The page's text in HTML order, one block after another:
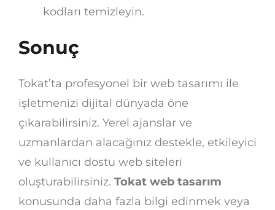
kodları temizleyin.
Sonuç
Tokat’ta profesyonel bir web tasarımı ile
işletmenizi dijital dünyada öne
çıkarabilirsiniz. Yerel ajanslar ve
uzmanlardan alacağınız destekle, etkileyici
ve kullanıcı dostu web siteleri
oluşturabilirsiniz. Tokat web tasarım
konusunda daha fazla bilgi edinmek veya